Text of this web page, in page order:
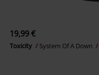
19,99 €
Toxicity System Of A Down